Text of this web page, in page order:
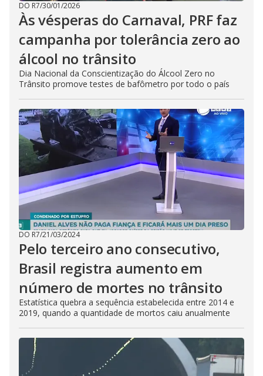
DO R7/30/01/2026
Às vésperas do Carnaval, PRF faz
campanha por tolerância zero ao
álcool no trânsito
Dia Nacional da Conscientização do Álcool Zero no
Trânsito promove testes de bafômetro por todo o país
DO R7/21/03/2024
Pelo terceiro ano consecutivo,
Brasil registra aumento em
número de mortes no trânsito
Estatística quebra a sequência estabelecida entre 2014 e
2019, quando a quantidade de mortos caiu anualmente